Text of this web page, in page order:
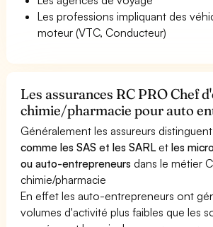
Les professions impliquant des
moteur (VTC, Conducteur)
Les assurances RC PRO Chef
chimie/pharmacie pour auto
Généralement les assureurs
comme les SAS et les SARL etles
ou auto-entrepreneurs dans le métier
chimie/pharmacie
En effet les auto-entrepreneurs ont
volumes d'activité plus faibles que les